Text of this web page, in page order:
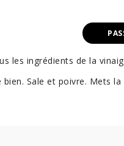
les ingrédients de la
Sale et poivre. Mets